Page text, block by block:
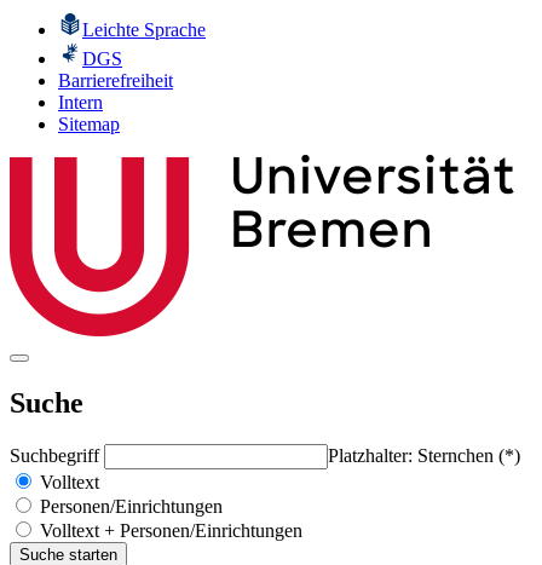
Leichte Sprache
DGS
Barrierefreiheit
Intern
Sitemap
Suche
Suchbegriff
Platzhalter: Sternchen (*)
Volltext
Personen/Einrichtungen
Volltext + Personen/Einrichtungen